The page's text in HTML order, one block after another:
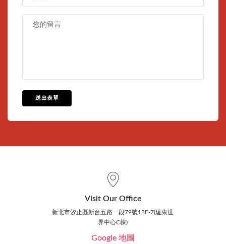
送出表單
Visit Our Office
新北市汐止區新台五路一段79號13F-7(遠東世
界中心C棟)
Google 地圖